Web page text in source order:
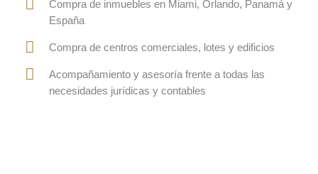
Compra de inmuebles en Miami, Orlando, Panamá y
España
Compra de centros comerciales, lotes y edificios
Acompañamiento y asesoría frente a todas las
necesidades jurídicas y contables